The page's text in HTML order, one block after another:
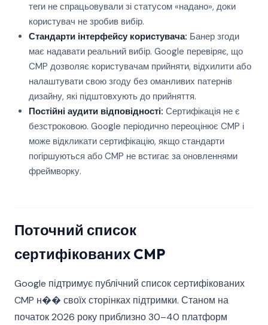
теги не спрацьовували зі статусом «надано», доки
користувач не зробив вибір.
Стандарти інтерфейсу користувача: Банер згоди
має надавати реальний вибір. Google перевіряє, що
CMP дозволяє користувачам прийняти, відхилити або
налаштувати свою згоду без оманливих патернів
дизайну, які підштовхують до прийняття.
Постійні аудити відповідності: Сертифікація не є
безстроковою. Google періодично переоцінює CMP і
може відкликати сертифікацію, якщо стандарти
погіршуються або CMP не встигає за оновленнями
фреймворку.
Поточний список
сертифікованих CMP
Google підтримує публічний список сертифікованих
CMP н�� своїх сторінках підтримки. Станом на
початок 2026 року приблизно 30–40 платформ